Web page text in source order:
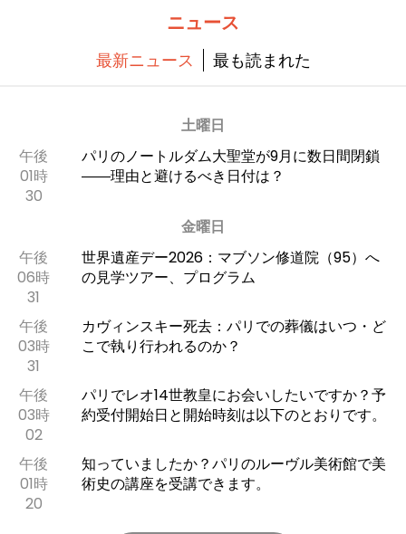
ニュース
最新ニュース 最も読まれた
土曜日
午後
01時
30
パリのノートルダム大聖堂が9月に数日間閉鎖
――理由と避けるべき日付は？
金曜日
午後
06時
31
世界遺産デー2026：マブソン修道院（95）へ
の見学ツアー、プログラム
午後
03時
31
カヴィンスキー死去：パリでの葬儀はいつ・ど
こで執り行われるのか？
午後
03時
02
パリでレオ14世教皇にお会いしたいですか？予
約受付開始日と開始時刻は以下のとおりです。
午後
01時
20
知っていましたか？パリのルーヴル美術館で美
術史の講座を受講できます。